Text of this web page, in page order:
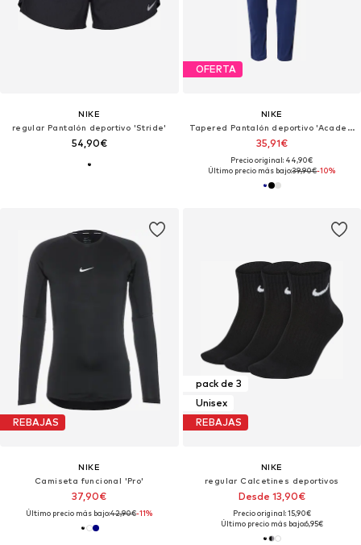
NIKE
regular Pantalón deportivo 'Stride'
54,90€
OFERTA
NIKE
Tapered Pantalón deportivo 'Academy 25'
35,91€
Precio original: 44,90€
Último precio más bajo:39,90€-10%
REBAJAS
NIKE
Camiseta funcional 'Pro'
37,90€
Último precio más bajo:42,90€-11%
pack de 3
Unisex
REBAJAS
NIKE
regular Calcetines deportivos
Desde 13,90€
Precio original: 15,90€
Último precio más bajo:6,95€